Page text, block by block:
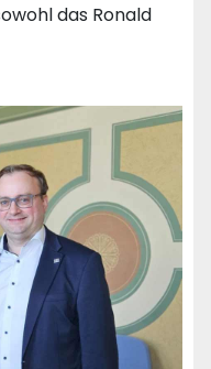
das Ronald